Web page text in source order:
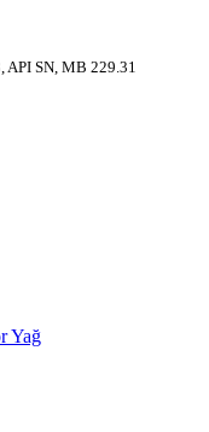
API SN, MB 229.31
Yağ